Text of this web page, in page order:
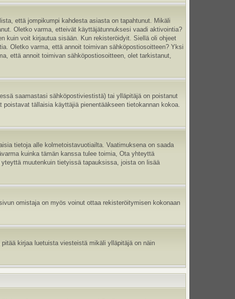
että jompikumpi kahdesta asiasta on tapahtunut. Mikäli
Oletko varma, etteivät käyttäjätunnuksesi vaadi aktivointia?
kuin voit kirjautua sisään. Kun rekisteröidyit. Siellä oli ohjeet
Oletko varma, että annoit toimivan sähköpostiosoitteen? Yksi
että annoit toimivan sähköpostiosoitteen, olet tarkistanut,
saamastasi sähköpostiviestistä) tai ylläpitäjä on poistanut
tällaisia käyttäjiä pienentääkseen tietokannan kokoa.
tietoja alle kolmetoistavuotiailta. Vaatimuksena on saada
kuinka tämän kanssa tulee toimia, Ota yhteyttä
muutenkuin tietyissä tapauksissa, joista on lisää
omistaja on myös voinut ottaa rekisteröitymisen kokonaan
kirjaa luetuista viesteistä mikäli ylläpitäjä on näin